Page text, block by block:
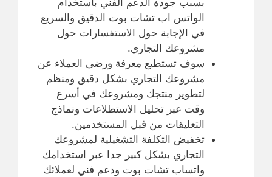
بسبب جودة الدعم الفني باستخدام
الواتس اب تشات بوت الدقيق والسريع
في الإجابة حول الاستفسارات حول
مشروعك التجاري.
سوف تستطيع معرفة ورضى العملاء عن
مشروعك التجاري بشكل دقيق ومنظم
لتطوير منتجك ومشروعك في أسرع
وقت عبر تحليل الاستطلاعات ونماذج
التعليقات من قبل المستخدمين.
تخفيض التكلفة التشغيلية لمشروعك
التجاري بشكل كبير جدا عبر استخدامك
واتساب تشات بوت ودعم فني لعملائك